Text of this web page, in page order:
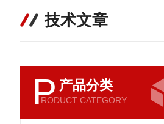
技术文章
P 产品分类
RODUCT CATEGORY